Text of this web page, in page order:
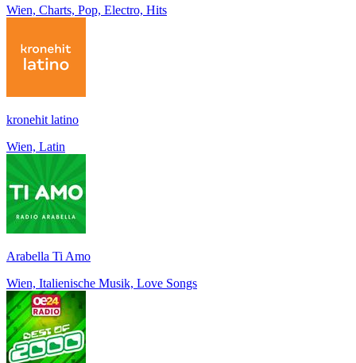
Wien, Charts, Pop, Electro, Hits
kronehit latino
Wien, Latin
Arabella Ti Amo
Wien, Italienische Musik, Love Songs